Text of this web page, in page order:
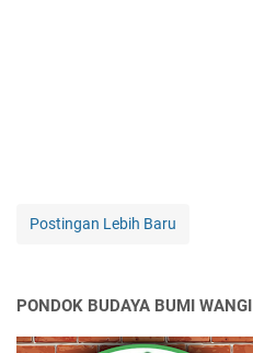
Postingan Lebih Baru
PONDOK BUDAYA BUMI WANGI